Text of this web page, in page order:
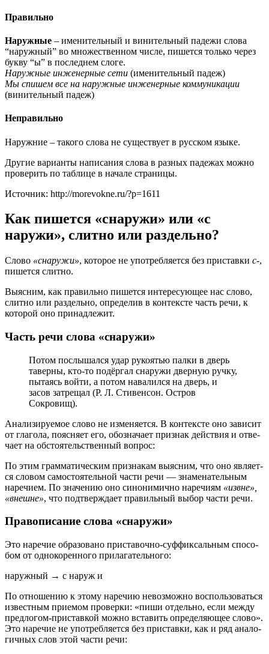
Правильно
Наружные – именительный и винительный падежи слова
“наружный” во множественном числе, пишется только через
букву “ы” в последнем слоге.
Наружные инженерные сети (именительный падеж)
Мы спишем все на наружные инженерные коммуникации
(винительный падеж)
Неправильно
Наружние – такого слова не существует в русском языке.
Другие варианты написания слова в разных падежах можно
проверить по таблице в начале страницы.
Источник: http://morevokne.ru/?p=1611
Как пишется «снаружи» или «с
наружи», слитно или раздельно?
Слово «сна­ру­жи», кото­рое не упо­треб­ля­ет­ся без при­став­ки с-,
пишет­ся слит­но.
Выясним, как пра­виль­но пишет­ся инте­ре­су­ю­щее нас сло­во,
слит­но или раз­дель­но, опре­де­лив в кон­тек­сте часть речи, к
кото­рой оно при­над­ле­жит.
Часть речи слова «снаружи»
Потом послы­шал­ся удар руко­я­тью пал­ки в дверь
тавер­ны, кто-то подёр­гал сна­ру­жи двер­ную руч­ку,
пыта­ясь вой­ти, а потом нава­лил­ся на дверь, и
засов затре­щал (Р. Л. Стивенсон. Остров
Сокровищ).
Анализируемое сло­во не изме­ня­ет­ся. В кон­тек­сте оно зави­сит
от гла­го­ла, пояс­ня­ет его, обо­зна­ча­ет при­знак дей­ствия и отве­
ча­ет на обсто­я­тель­ствен­ный вопрос:
По этим грам­ма­ти­че­ским при­зна­кам выяс­ним, что оно явля­ет­
ся сло­вом само­сто­я­тель­ной части речи — зна­ме­на­тель­ным
наре­чи­ем. По зна­че­нию оно сино­ни­мич­но наре­чи­ям «извне»,
«внешне», что под­твер­жда­ет пра­виль­ный выбор части речи.
Правописание слова «снаружи»
Это наре­чие обра­зо­ва­но приставочно-суффиксальным спо­со­
бом от одно­ко­рен­но­го при­ла­га­тель­но­го:
наруж­ный → с наруж и
По отно­ше­нию к это­му наре­чию невоз­мож­но вос­поль­зо­вать­ся
извест­ным при­е­мом про­вер­ки: «пиши отдель­но, если меж­ду
предлогом-приставкой мож­но вста­вить опре­де­ля­ю­щее сло­во».
Это наре­чие не упо­треб­ля­ет­ся без при­став­ки, как и ряд ана­ло­
гич­ных слов этой части речи: